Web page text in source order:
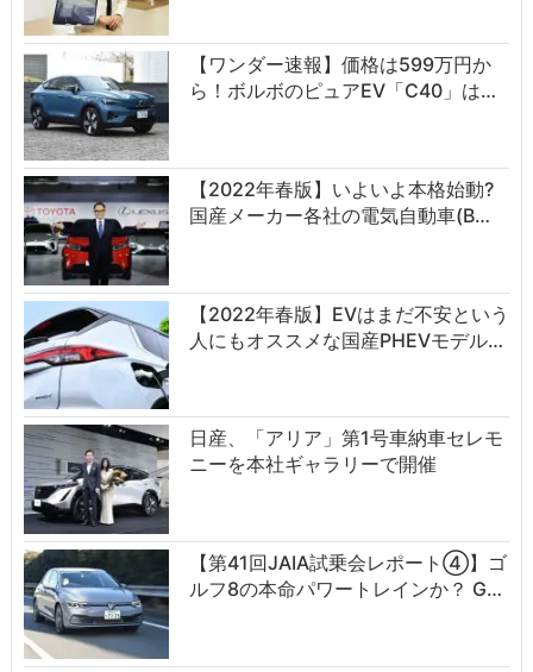
【ワンダー速報】価格は599万円か
ら！ボルボのピュアEV「C40」は…
【2022年春版】いよいよ本格始動?
国産メーカー各社の電気自動車(B…
【2022年春版】EVはまだ不安という
人にもオススメな国産PHEVモデル…
日産、「アリア」第1号車納車セレモ
ニーを本社ギャラリーで開催
【第41回JAIA試乗会レポート④】ゴ
ルフ8の本命パワートレインか？ G…